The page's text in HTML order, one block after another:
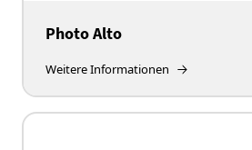
Photo Alto
Weitere Informationen